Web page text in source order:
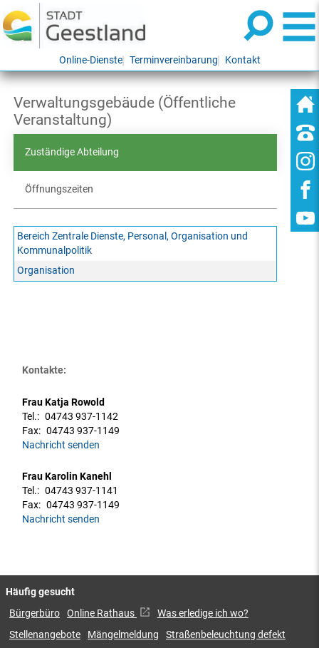
Online-Dienste Terminvereinbarung Kontakt
Verwaltungsgebäude (Öffentliche
Veranstaltung)
Zuständige Abteilung
Öffnungszeiten
Bereich Zentrale Dienste, Personal, Organisation und
Kommunalpolitik
Organisation
Kontakte:
Frau Katja Rowold
Tel.: 04743 937-1142
Fax: 04743 937-1149
Nachricht senden
Frau Karolin Kanehl
Tel.: 04743 937-1141
Fax: 04743 937-1149
Nachricht senden
Häufig gesucht
Bürgerbüro Online Rathaus
Was erledige ich wo?
Stellenangebote
Mängelmeldung Straßenbeleuchtung defekt